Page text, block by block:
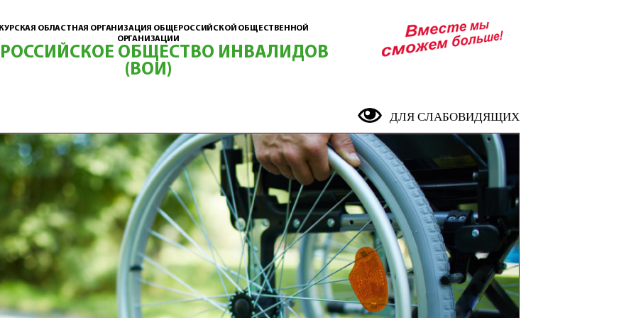
ОБЛАСТНАЯ ОРГАНИЗАЦИЯ ОБЩЕРОССИЙСКОЙ ОБЩЕСТВЕННОЙ
ОРГАНИЗАЦИИ
ОБЩЕСТВО ИНВАЛИДОВ
(ВОИ)
ДЛЯ СЛАБОВИДЯЩИХ